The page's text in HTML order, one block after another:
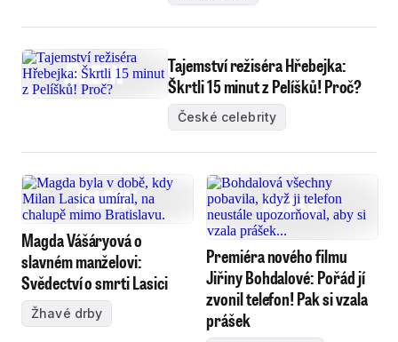
Tajemství režiséra Hřebejka:
Škrtli 15 minut z Pelíšků! Proč?
České celebrity
Magda Vášáryová o
slavném manželovi:
Svědectví o smrti Lasici
Žhavé drby
Premiéra nového filmu
Jiřiny Bohdalové: Pořád jí
zvonil telefon! Pak si vzala
prášek